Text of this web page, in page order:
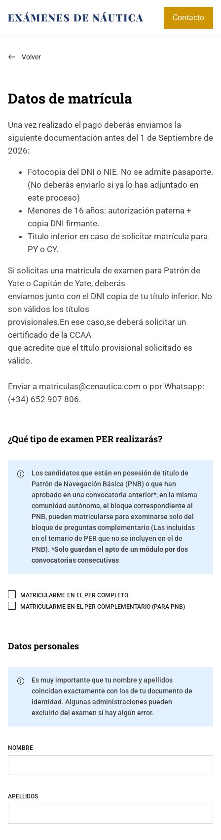
Contacto
Volver
Datos de matrícula
Una vez realizado el pago deberás enviarnos la
siguiente documentación antes del 1 de Septiembre de
2026:
Fotocopia del DNI o NIE. No se admite pasaporte.
(No deberás enviarlo si ya lo has adjuntado en
este proceso)
Menores de 16 años: autorización paterna +
copia DNI firmante.
Titulo inferior en caso de solicitar matrícula para
PY o CY.
Si solicitas una matrícula de examen para Patrón de
Yate o Capitán de Yate, deberás
enviarnos junto con el DNI copia de tu título inferior. No
son válidos los títulos
provisionales.En ese caso,se deberá solicitar un
certificado de la CCAA
que acredite que el título provisional solicitado es
válido.
Enviar a matriculas@cenautica.com o por Whatsapp:
(+34) 652 907 806.
¿Qué tipo de examen PER realizarás?
Los candidatos que están en posesión de título de
Patrón de Navegación Básica (PNB) o que han
aprobado en una convocatoria anterior*, en la misma
comunidad autónoma, el bloque correspondiente al
PNB, pueden matricularse para examinarse solo del
bloque de preguntas complementario (Las incluidas
en el temario de PER que no se incluyen en el de
PNB). *Solo guardan el apto de un módulo por dos
convocatorias consecutivas
MATRICULARME EN EL PER COMPLETO
MATRICULARME EN EL PER COMPLEMENTARIO (PARA PNB)
Datos personales
Es muy importante que tu nombre y apellidos
coincidan exactamente con los de tu documento de
identidad. Algunas administraciones pueden
excluirlo del examen si hay algún error.
NOMBRE
APELLIDOS